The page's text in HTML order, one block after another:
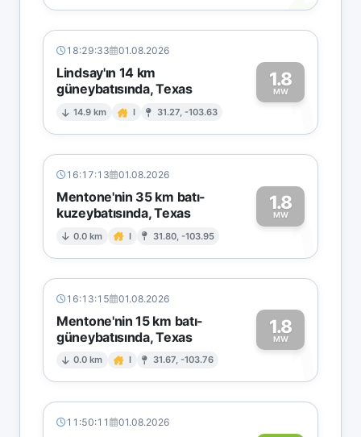
18:29:33 01.08.2026
Lindsay'ın 14 km
güneybatısında, Texas
14.9 km I 31.27, -103.63
1.8
MW1
16:17:13 01.08.2026
Mentone'nin 35 km batı-
kuzeybatısında, Texas
0.0 km I 31.80, -103.95
1.8
MW1
16:13:15 01.08.2026
Mentone'nin 15 km batı-
güneybatısında, Texas
0.0 km I 31.67, -103.76
1.8
MW1
11:50:11 01.08.2026